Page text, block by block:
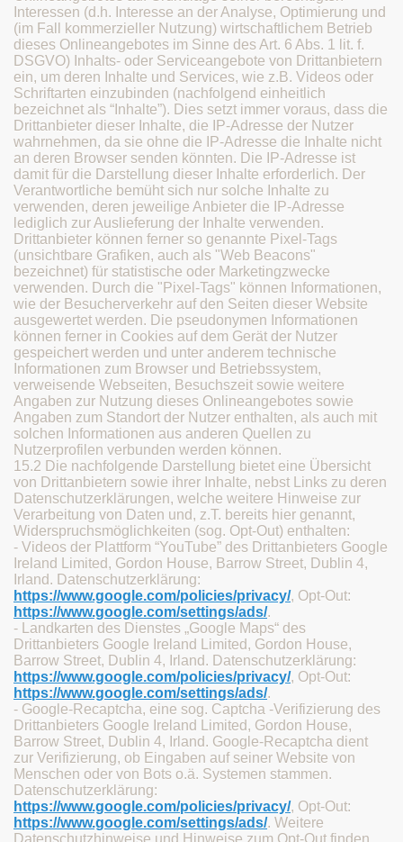
Interessen (d.h. Interesse an der Analyse, Optimierung und
(im Fall kommerzieller Nutzung) wirtschaftlichem Betrieb
dieses Onlineangebotes im Sinne des Art. 6 Abs. 1 lit. f.
DSGVO) Inhalts- oder Serviceangebote von Drittanbietern
ein, um deren Inhalte und Services, wie z.B. Videos oder
Schriftarten einzubinden (nachfolgend einheitlich
bezeichnet als “Inhalte”). Dies setzt immer voraus, dass die
Drittanbieter dieser Inhalte, die IP-Adresse der Nutzer
wahrnehmen, da sie ohne die IP-Adresse die Inhalte nicht
an deren Browser senden könnten. Die IP-Adresse ist
damit für die Darstellung dieser Inhalte erforderlich. Der
Verantwortliche bemüht sich nur solche Inhalte zu
verwenden, deren jeweilige Anbieter die IP-Adresse
lediglich zur Auslieferung der Inhalte verwenden.
Drittanbieter können ferner so genannte Pixel-Tags
(unsichtbare Grafiken, auch als "Web Beacons"
bezeichnet) für statistische oder Marketingzwecke
verwenden. Durch die "Pixel-Tags" können Informationen,
wie der Besucherverkehr auf den Seiten dieser Website
ausgewertet werden. Die pseudonymen Informationen
können ferner in Cookies auf dem Gerät der Nutzer
gespeichert werden und unter anderem technische
Informationen zum Browser und Betriebssystem,
verweisende Webseiten, Besuchszeit sowie weitere
Angaben zur Nutzung dieses Onlineangebotes sowie
Angaben zum Standort der Nutzer enthalten, als auch mit
solchen Informationen aus anderen Quellen zu
Nutzerprofilen verbunden werden können.
15.2 Die nachfolgende Darstellung bietet eine Übersicht
von Drittanbietern sowie ihrer Inhalte, nebst Links zu deren
Datenschutzerklärungen, welche weitere Hinweise zur
Verarbeitung von Daten und, z.T. bereits hier genannt,
Widerspruchsmöglichkeiten (sog. Opt-Out) enthalten:
- Videos der Plattform “YouTube” des Drittanbieters Google
Ireland Limited, Gordon House, Barrow Street, Dublin 4,
Irland. Datenschutzerklärung:
https://www.google.com/policies/privacy/, Opt-Out:
https://www.google.com/settings/ads/.
- Landkarten des Dienstes „Google Maps“ des
Drittanbieters Google Ireland Limited, Gordon House,
Barrow Street, Dublin 4, Irland. Datenschutzerklärung:
https://www.google.com/policies/privacy/, Opt-Out:
https://www.google.com/settings/ads/.
- Google-Recaptcha, eine sog. Captcha -Verifizierung des
Drittanbieters Google Ireland Limited, Gordon House,
Barrow Street, Dublin 4, Irland. Google-Recaptcha dient
zur Verifizierung, ob Eingaben auf seiner Website von
Menschen oder von Bots o.ä. Systemen stammen.
Datenschutzerklärung:
https://www.google.com/policies/privacy/, Opt-Out:
https://www.google.com/settings/ads/. Weitere
Datenschutzhinweise und Hinweise zum Opt-Out finden